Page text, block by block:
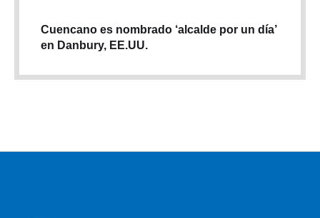
Cuencano es nombrado ‘alcalde por un día’
en Danbury, EE.UU.